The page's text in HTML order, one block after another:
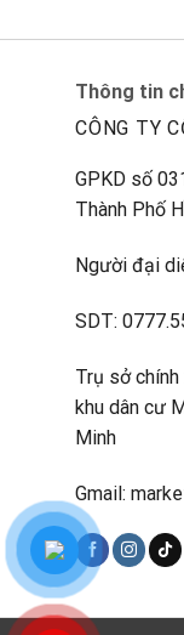
Thông tin
CÔNG TY
GPKD số
Thành Phố
Người đại
SDT:
Trụ sở
khu dân cư
Minh
Gmail: